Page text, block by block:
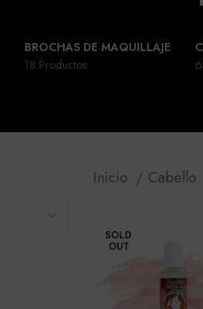
BROCHAS DE MAQUILLAJE
18 Productos
Inicio Cabello
SOLD
OUT